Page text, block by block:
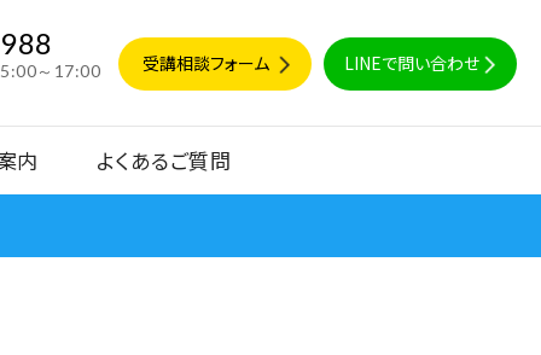
～17:00 受講相談フォーム LINEで問い合わせ
内 よくあるご質問